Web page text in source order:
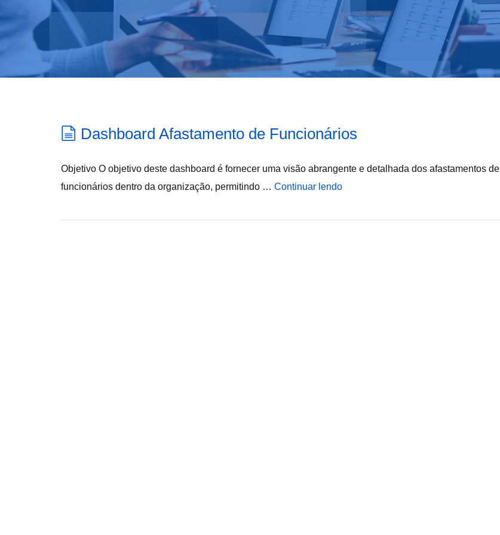
Dashboard Afastamento de Funcionários
Objetivo O objetivo deste dashboard é fornecer uma visão abrangente e detalhada dos afastamentos de
funcionários dentro da organização, permitindo … Continuar lendo